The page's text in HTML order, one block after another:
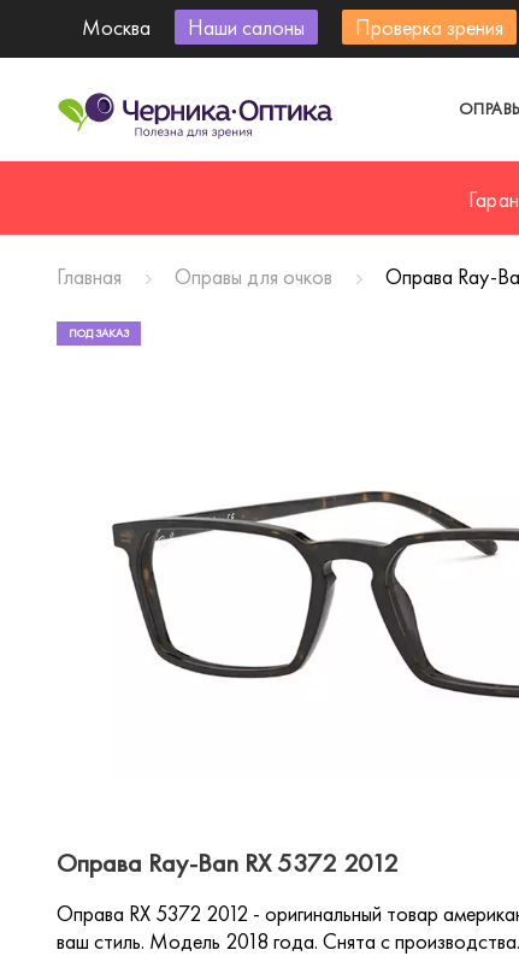
Москва Наши салоны Проверка зрения
Главная Оправы для очков Оправа Ray-
ПОД ЗАКАЗ
Оправа Ray-Ban RX 5372 2012
Оправа RX 5372 2012 - оригинальный товар
ваш стиль. Модель 2018 года. Снята с производства.